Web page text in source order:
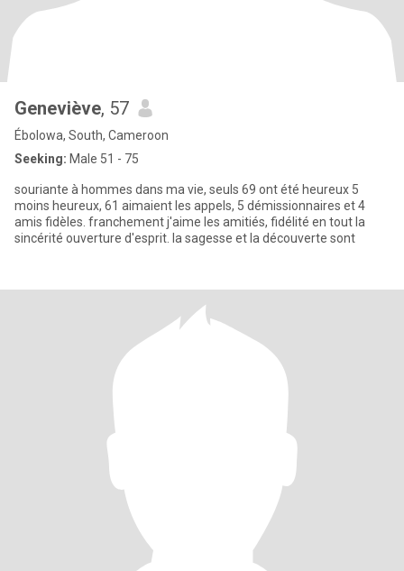
Geneviève, 57
Ébolowa, South, Cameroon
Seeking: Male 51 - 75
souriante à hommes dans ma vie, seuls 69 ont été heureux 5
moins heureux, 61 aimaient les appels, 5 démissionnaires et 4
amis fidèles. franchement j'aime les amitiés, fidélité en tout la
sincérité ouverture d'esprit. la sagesse et la découverte sont